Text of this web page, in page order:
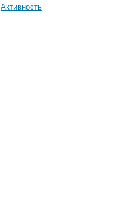
Активность